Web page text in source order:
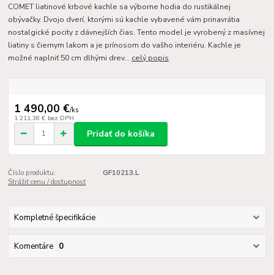
COMET liatinové krbové kachle sa výborne hodia do rustikálnej
obývačky. Dvojo dverí, ktorými sú kachle vybavené vám prinavrátia
nostalgické pocity z dávnejších čias. Tento model je vyrobený z masívnej
liatiny s čiernym lakom a je prínosom do vašho interiéru. Kachle je
možné naplniť 50 cm dlhými drev... celý popis
1 490,00 €/ks
1 211,38 € bez DPH
Pridať do košíka
Číslo produktu:
GF10213.L
Strážiť cenu / dostupnosť
Kompletné špecifikácie
Komentáre 0